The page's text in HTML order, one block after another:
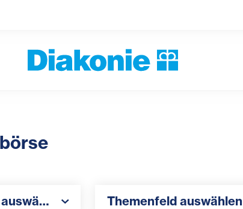
Themenfeld auswählen
Themenfeld auswählen